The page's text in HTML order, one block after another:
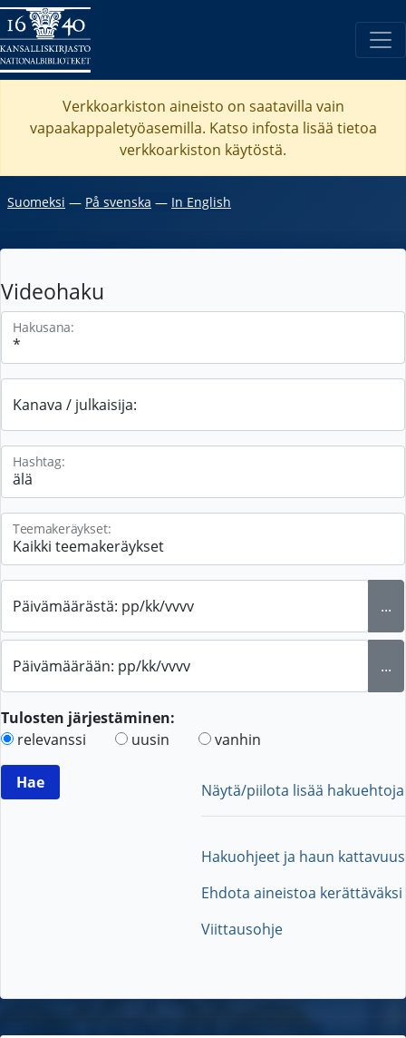
Verkkoarkiston aineisto on saatavilla vain
vapaakappaletyöasemilla. Katso infosta lisää tietoa
verkkoarkiston käytöstä.
Suomeksi ― På svenska ― In English
Videohaku
Hakusana:
Kanava / julkaisija:
Hashtag:
Teemakeräykset:
Päivämäärästä: pp/kk/vvvv ...
Päivämäärään: pp/kk/vvvv ...
Tulosten järjestäminen:
relevanssi
uusin vanhin
Näytä/piilota lisää hakuehtoja
Hakuohjeet ja haun kattavuus
Ehdota aineistoa kerättäväksi
Viittausohje